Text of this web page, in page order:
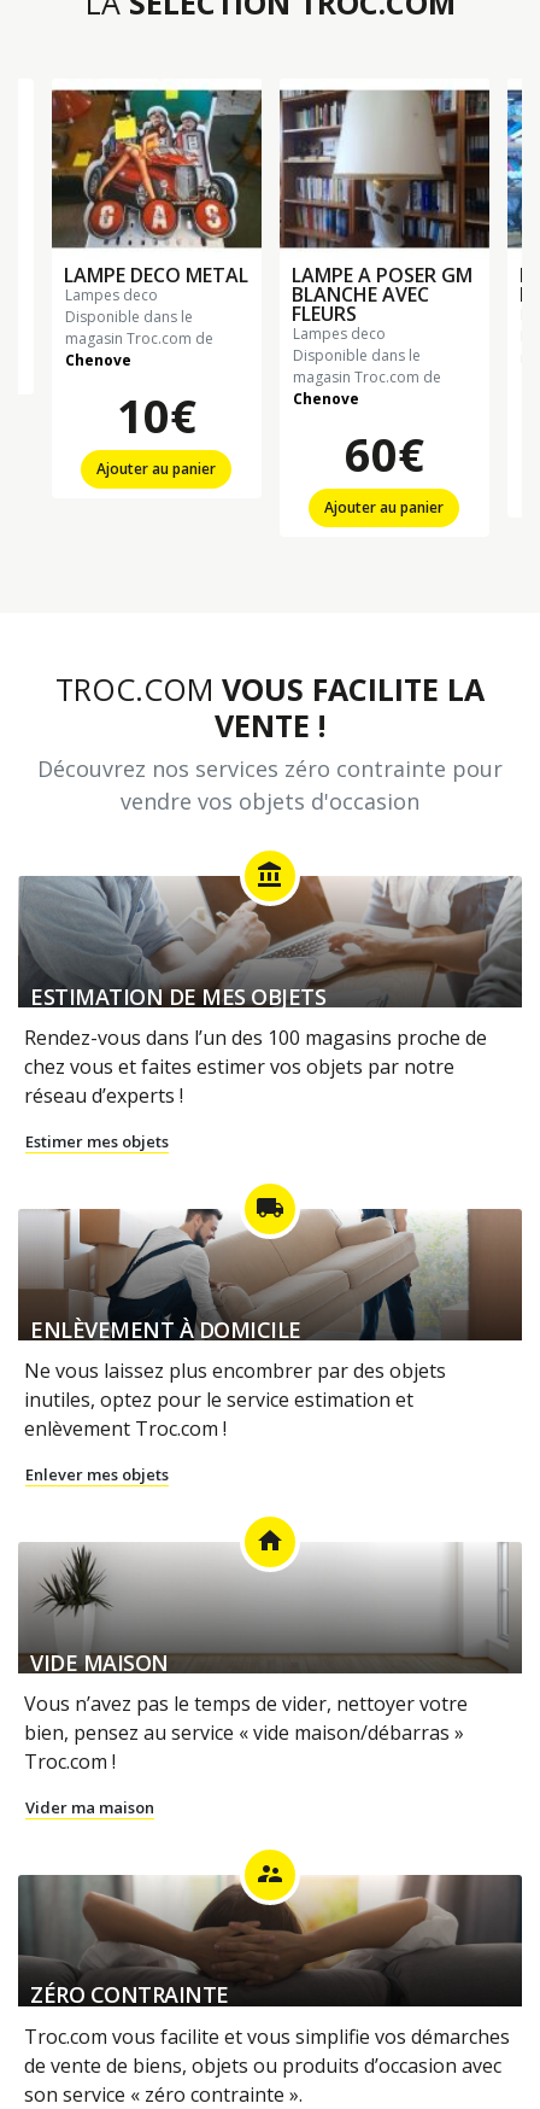
LAMPE DECO METAL
lampes deco
Disponible dans le
magasin Troc.com de
Chenove
10€
Ajouter au panier
LAMPE A POSER GM
BLANCHE AVEC
FLEURS
lampes deco
Disponible dans le
magasin Troc.com de
Chenove
60€
Ajouter au panier
TROC.COM VOUS FACILITE LA
VENTE !
Découvrez nos services zéro contrainte pour
vendre vos objets d'occasion
account_balance
ESTIMATION DE MES OBJETS
Rendez-vous dans l’un des 100 magasins proche de
chez vous et faites estimer vos objets par notre
réseau d’experts !
Estimer mes objets
local_shipping
ENLÈVEMENT À DOMICILE
Ne vous laissez plus encombrer par des objets
inutiles, optez pour le service estimation et
enlèvement Troc.com !
Enlever mes objets
home
VIDE MAISON
Vous n’avez pas le temps de vider, nettoyer votre
bien, pensez au service « vide maison/débarras »
Troc.com !
Vider ma maison
supervisor_account
ZÉRO CONTRAINTE
Troc.com vous facilite et vous simplifie vos démarches
de vente de biens, objets ou produits d’occasion avec
son service « zéro contrainte ».